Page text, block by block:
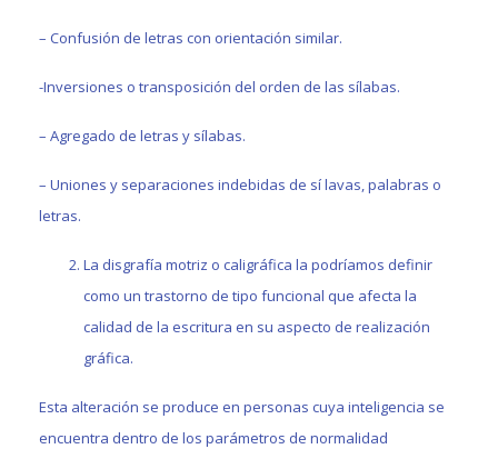
– Confusión de letras con orientación similar.
-Inversiones o transposición del orden de las sílabas.
– Agregado de letras y sílabas.
– Uniones y separaciones indebidas de sí lavas, palabras o
letras.
La disgrafía motriz o caligráfica la podríamos definir
como un trastorno de tipo funcional que afecta la
calidad de la escritura en su aspecto de realización
gráfica.
Esta alteración se produce en personas cuya inteligencia se
encuentra dentro de los parámetros de normalidad